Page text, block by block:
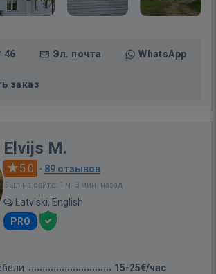
46 Эл. почта WhatsApp
заказ
Elvijs M.
5.0 · 89 отзывов
Был на сайте: 1 ч. 3 мин. назад
Latviski, English
PRO
15-25€/час